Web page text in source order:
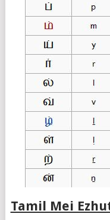
Tamil Mei